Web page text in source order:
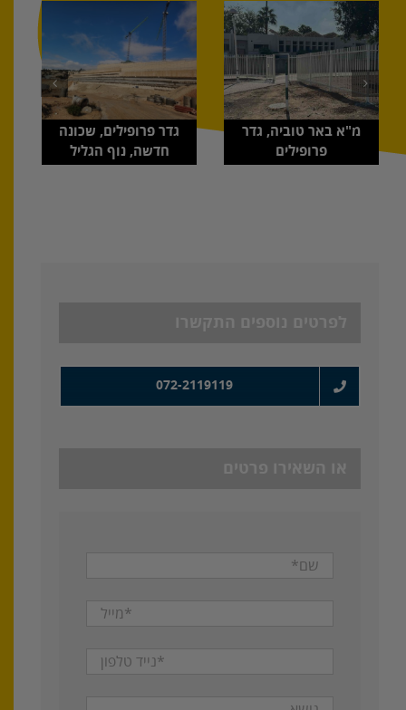
גדר פרופילים, שכונה
חדשה, נוף הגליל
מ"א באר טוביה, גדר
פרופילים
072-2119119